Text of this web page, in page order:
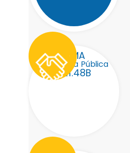
FEMA
Asistencia Pública
$21.48B